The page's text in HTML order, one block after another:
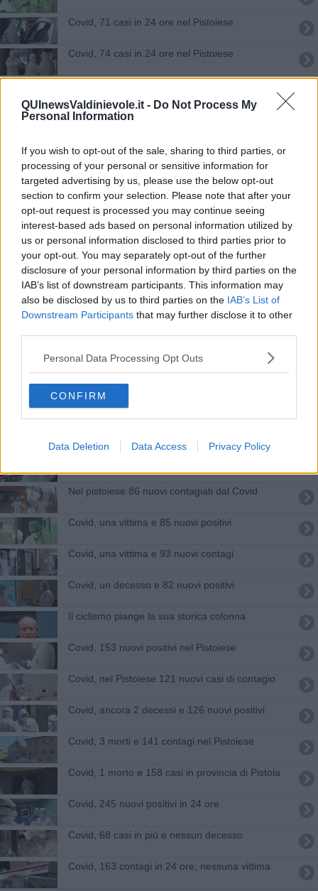
QUInewsValdinievole.it - Do Not Process My
Personal Information
If you wish to opt-out of the sale, sharing to third parties, or
processing of your personal or sensitive information for
targeted advertising by us, please use the below opt-out
section to confirm your selection. Please note that after your
opt-out request is processed you may continue seeing
interest-based ads based on personal information utilized by
us or personal information disclosed to third parties prior to
your opt-out. You may separately opt-out of the further
disclosure of your personal information by third parties on the
IAB’s list of downstream participants. This information may
also be disclosed by us to third parties on the IAB’s List of
Downstream Participants that may further disclose it to other
Personal Data Processing Opt Outs
CONFIRM
Data Deletion Data Access Privacy Policy
Covid, 71 casi in 24 ore nel Pistoiese
Covid, 74 casi in 24 ore nel Pistoiese
Covid, 2 vittime e 71 nuovi casi nel Pistoiese
Covid, nel Pistoiese 1 morto e 77 casi in più
Covid, 2 morti e 65 nuovi casi nel Pistoiese
Covid, 2 morti e 89 nuovi casi nel Pistoiese
Covid nel Pistoiese, 33 nuovi contagi in un giorno
Covid, nel Pistoiese 61 nuovi positivi
Covid, una vittima e 62 nuovi positivi
Covid, nel Pistoiese 65 nuovi positivi
Covid, nel Pistoiese 2 vittime e 89 nuovi positivi
Covid, altre 2 vittime in 24 ore nel Pistoiese
Nel pistoiese 86 nuovi contagiati dal Covid
Covid, una vittima e 85 nuovi positivi
Covid, una vittima e 93 nuovi contagi
Covid, un decesso e 82 nuovi positivi
Il ciclismo piange la sua storica colonna
Covid, 153 nuovi positivi nel Pistoiese
Covid, nel Pistoiese 121 nuovi casi di contagio
Covid, ancora 2 decessi e 126 nuovi positivi
Covid, 3 morti e 141 contagi nel Pistoiese
Covid, 1 morto e 158 casi in provincia di Pistoia
Covid, 245 nuovi positivi in 24 ore
Covid, 68 casi in più e nessun decesso
Covid, 163 contagi in 24 ore, nessuna vittima